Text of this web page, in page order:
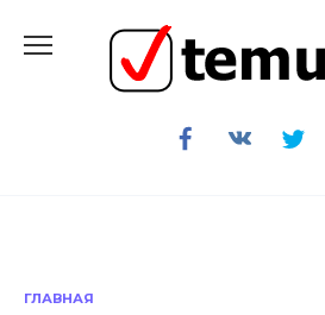
содержанию
ГЛАВНАЯ